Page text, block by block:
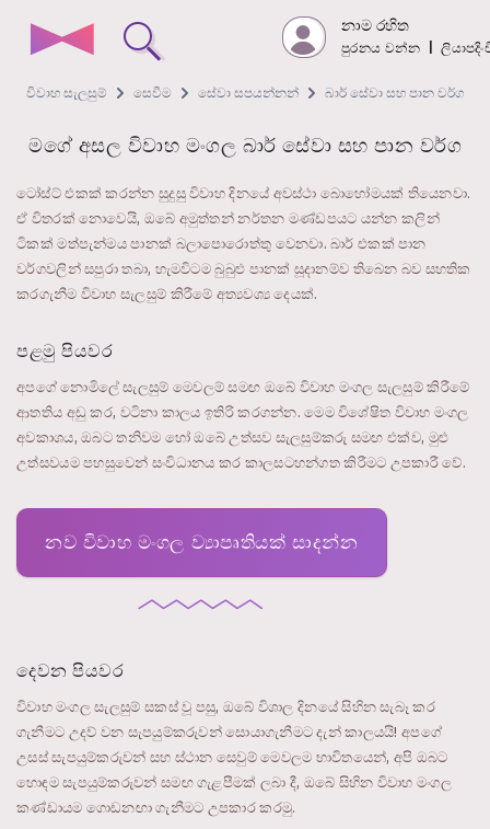
නාම රහිත
පුරනය වන්න
විවාහ සැලසුම් සෙවීම සේවා සපයන්නන් බාර් සේවා සහ පාන වර්ග
මගේ අසල විවාහ මංගල බාර් සේවා සහ පාන වර්ග
ටෝස්ට් එකක් කරන්න සුදුසු විවාහ දිනයේ අවස්ථා බොහෝමයක් තියෙනවා.
ඒ විතරක් නොවෙයි, ඔබේ අමුත්තන් නර්තන මණ්ඩපයට යන්න කලින්
ටිකක් මත්පැන්මය පානක් බලාපොරොත්තු වෙනවා. බාර් එකක් පාන
වර්ගවලින් සපුරා තබා, හැමවිටම බුබුළු පානක් සූදානම්ව තිබෙන බව සහතික
කරගැනීම විවාහ සැලසුම් කිරීමේ අත්‍යවශ්‍ය දෙයක්.
පළමු පියවර
අපගේ නොමිලේ සැලසුම් මෙවලම් සමඟ ඔබේ විවාහ මංගල සැලසුම් කිරීමේ
ආතතිය අඩු කර, වටිනා කාලය ඉතිරි කරගන්න. මෙම විශේෂිත විවාහ මංගල
අවකාශය, ඔබට තනිවම හෝ ඔබේ උත්සව සැලසුම්කරු සමඟ එක්ව, මුළු
උත්සවයම පහසුවෙන් සංවිධානය කර කාලසටහන්ගත කිරීමට උපකාරී වේ.
නව විවාහ මංගල ව්‍යාපෘතියක් සාදන්න
දෙවන පියවර
විවාහ මංගල සැලසුම් සකස් වූ පසු, ඔබේ විශාල දිනයේ සිහින සැබෑ කර
ගැනීමට උදව් වන සැපයුම්කරුවන් සොයාගැනීමට දැන් කාලයයි! අපගේ
උසස් සැපයුම්කරුවන් සහ ස්ථාන සෙවුම් මෙවලම භාවිතයෙන්, අපි ඔබට
හොඳම සැපයුම්කරුවන් සමඟ ගැළපීමක් ලබා දී, ඔබේ සිහින විවාහ මංගල
කණ්ඩායම ගොඩනඟා ගැනීමට උපකාර කරමු.